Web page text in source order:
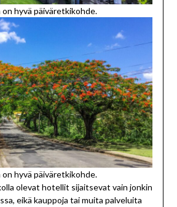
on hyvä päiväretkikohde.
on hyvä päiväretkikohde.
olevat hotellit sijaitsevat vain jonkin
eikä kauppoja tai muita palveluita